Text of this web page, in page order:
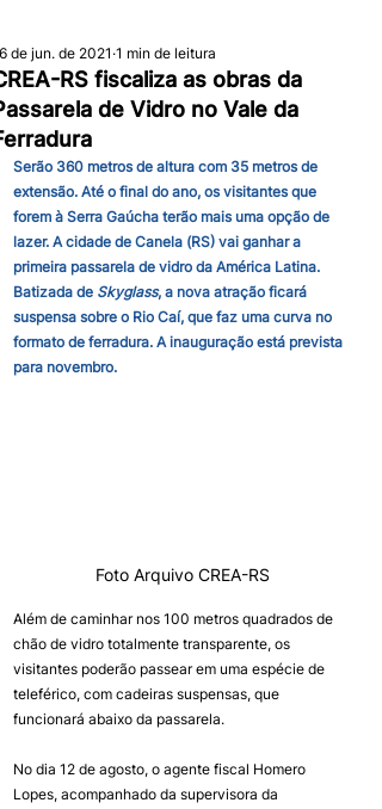
RS fiscaliza as obras da
de Vidro no Vale da
de jun. de 2021 1 min de leitura
Serão 360 metros de altura com 35 metros de
extensão. Até o final do ano, os visitantes que
forem à Serra Gaúcha terão mais uma opção de
lazer. A cidade de Canela (RS) vai ganhar a
primeira passarela de vidro da América Latina.
Batizada de Skyglass, a nova atração ficará
suspensa sobre o Rio Caí, que faz uma curva no
formato de ferradura. A inauguração está prevista
para novembro.
Foto Arquivo CREA-RS
Além de caminhar nos 100 metros quadrados de
chão de vidro totalmente transparente, os
visitantes poderão passear em uma espécie de
teleférico, com cadeiras suspensas, que
funcionará abaixo da passarela.
No dia 12 de agosto, o agente fiscal Homero
Lopes, acompanhado da supervisora da